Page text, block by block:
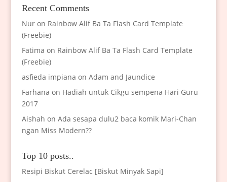
Recent Comments
Nuron Rainbow Alif Ba Ta Flash Card Template
(Freebie)
Fatima on Rainbow Alif Ba Ta Flash Card Template
(Freebie)
asfieda impiana on Adam and Jaundice
Farhana on Hadiah untuk Cikgu sempena Hari Guru
2017
Aishah on Ada sesapa dulu2 baca komik Mari-Chan
ngan Miss Modern??
Top 10 posts..
Resipi Biskut Cerelac [Biskut Minyak Sapi]